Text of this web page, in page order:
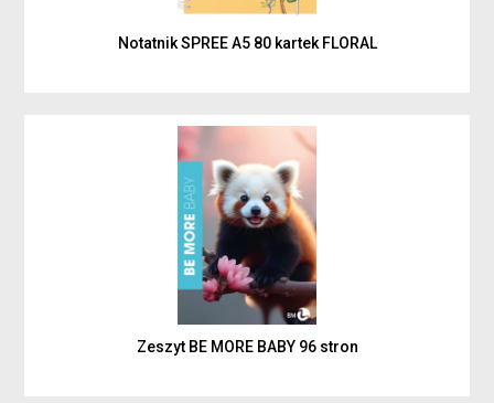
Notatnik SPREE A5 80 kartek FLORAL
Zeszyt BE MORE BABY 96 stron